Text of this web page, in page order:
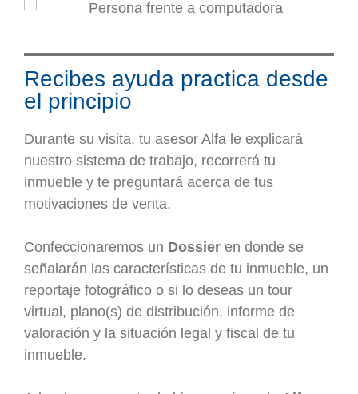
Recibes ayuda practica desde
el principio
Durante su visita, tu asesor Alfa le explicará
nuestro sistema de trabajo, recorrerá tu
inmueble y te preguntará acerca de tus
motivaciones de venta.
Confeccionaremos un Dossier en donde se
señalarán las características de tu inmueble, un
reportaje fotográfico o si lo deseas un tour
virtual, plano(s) de distribución, informe de
valoración y la situación legal y fiscal de tu
inmueble.